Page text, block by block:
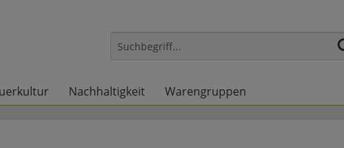
Nachhaltigkeit Warengruppen